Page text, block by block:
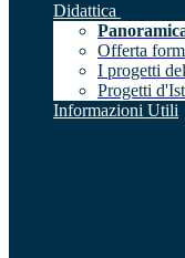
Didattica
Offerta
I progetti
Progetti
Informazioni Utili